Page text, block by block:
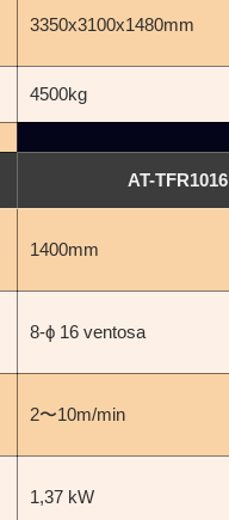
3350x3100x1480mm
4500kg
AT-TFR1016
1400mm
8-ϕ 16 ventosa
2〜10m/min
1,37 kW